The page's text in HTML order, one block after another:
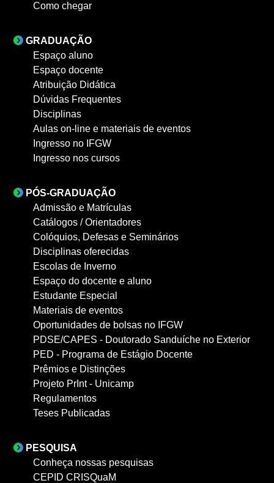
Como chegar
GRADUAÇÃO
Espaço aluno
Espaço docente
Atribuição Didática
Dúvidas Frequentes
Disciplinas
Aulas on-line e materiais de eventos
Ingresso no IFGW
Ingresso nos cursos
PÓS-GRADUAÇÃO
Admissão e Matrículas
Catálogos / Orientadores
Colóquios, Defesas e Seminários
Disciplinas oferecidas
Escolas de Inverno
Espaço do docente e aluno
Estudante Especial
Materiais de eventos
Oportunidades de bolsas no IFGW
PDSE/CAPES - Doutorado Sanduíche no Exterior
PED - Programa de Estágio Docente
Prêmios e Distinções
Projeto PrInt - Unicamp
Regulamentos
Teses Publicadas
PESQUISA
Conheça nossas pesquisas
CEPID CRISQuaM